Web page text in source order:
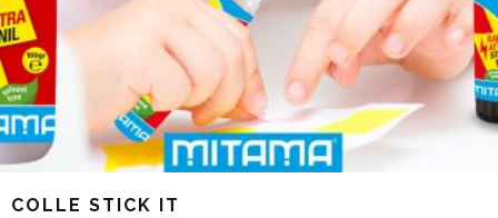
COLLE STICK IT